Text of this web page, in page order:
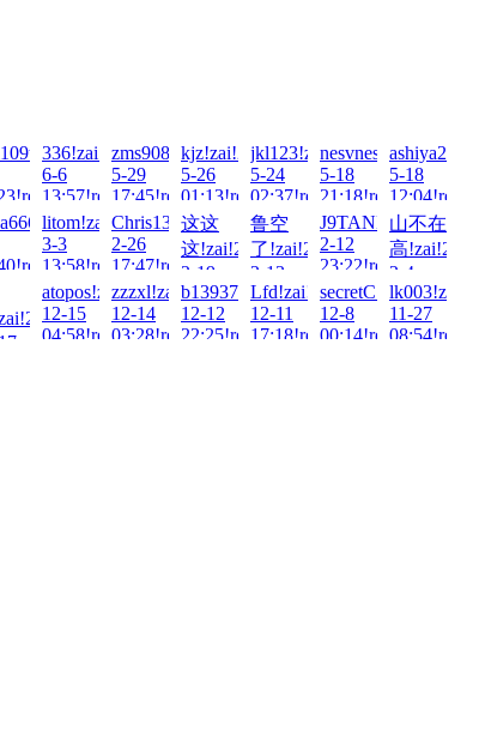
336!zai!2026-
6-6
13:57!read!
zms908769129!zai!2026-
5-29
17:45!read!
kjz!zai!2026-
5-26
01:13!read!
jkl123!zai!2026-
5-24
02:37!read!
nesvnesv!zai!2026-
5-18
21:18!read!
5-18
12:04!read!
litom!zai!2026-
3-3
13:58!read!
Chris139364!zai!2026-
2-26
17:47!read!
这这
这!zai!2026-
2-19
19:49!read!
鲁空
了!zai!2026-
2-13
22:52!read!
J9TANK!zai!2026-
2-12
23:22!read!
山不在
高!zai!2026-
2-4
03:48!read!
atopos!zai!2025-
12-15
04:58!read!
zzzxl!zai!2025-
12-14
03:28!read!
b1393757660!zai!2025-
12-12
22:25!read!
Lfd!zai!2025-
12-11
17:18!read!
secretC!zai!2025-
12-8
00:14!read!
11-27
08:54!read!